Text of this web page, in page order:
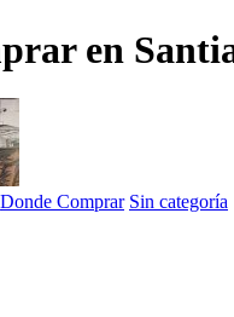
en
Donde Comprar Sin categoría